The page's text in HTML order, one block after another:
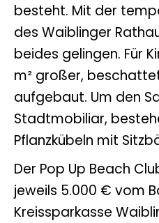
besteht. Mit der
des Waiblinger
beides gelingen. Für
m² großer,
aufgebaut. Um den
Stadtmobiliar,
Pflanzkübeln mit
Der Pop Up Beach
jeweils 5.000 € vom
Kreissparkasse